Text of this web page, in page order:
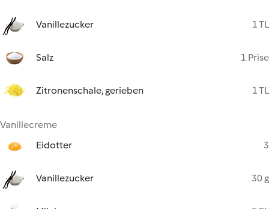
Vanillezucker 1 TL
Salz 1 Prise
Zitronenschale, gerieben 1 TL
Vanillecreme
Eidotter
3
Vanillezucker 30 g